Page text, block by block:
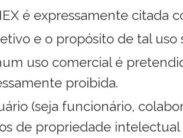
é expressamente citada
e o propósito de tal uso
uso comercial é
proibida.
(seja funcionário,
de propriedade intelectual